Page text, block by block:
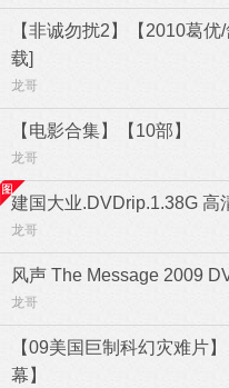
【非诚勿扰2】【2010葛
载]
龙哥
【电影合集】【10部】
龙哥
建国大业.DVDrip.1.38G 高
龙哥
风声 The Message 2009
龙哥
【09美国巨制科幻灾难片
幕】